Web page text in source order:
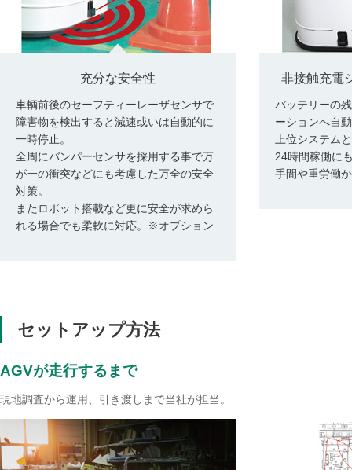
充分な安全性
車輌前後のセーフティーレーザセンサで
障害物を検出すると減速或いは自動的に
一時停止。
全周にバンパーセンサを採用する事で万
が一の衝突などにも考慮した万全の安全
対策。
またロボット搭載など更に安全が求めら
れる場合でも柔軟に対応。※オプション
非接触充電
バッテリーの
ーションへ自
上位システム
24時間稼働に
手間や重労働
セットアップ方法
AGVが走行するまで
現地調査から運用、引き渡しまで当社が担当。